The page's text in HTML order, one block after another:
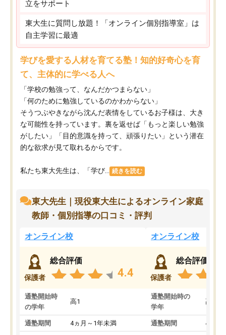
立をサポート
東大生に質問し放題！「オンライン個別指導室」は
自主学習に最適
学びを愛する人材を育てる塾！知的好奇心を育
て、主体的に学べる人へ
「学校の勉強って、なんだかつまらない」
「何のために勉強しているのかわからない」
そうつぶやきながら沈んだ表情をしているお子様は、大き
な可能性を持っています。裏を返せば「もっと楽しい勉強
がしたい」「目的意識を持って、頑張りたい」という潜在
的な欲求が見て取れるからです。
私たち東大先生は、「学び... 続きを読む
東大先生｜現役東大生によるオンライン家庭
教師・個別指導の口コミ・評判
オンライン校
保護者
総合評価
4.4
通塾開始時
の学年
高1
通塾期間 4ヵ月～1年未満
オンライン校
保護者
総合評価
通塾開始時の
学年
高3
通塾期間 4ヵ月